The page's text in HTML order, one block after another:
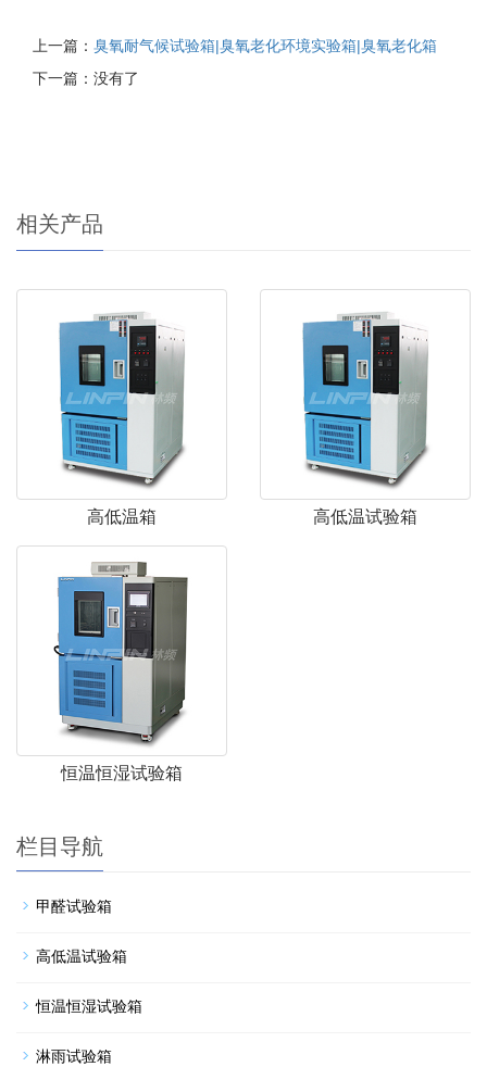
上一篇： 臭氧耐气候试验箱|臭氧老化环境实验箱|臭氧老化箱
下一篇：没有了
相关产品
高低温箱 高低温试验箱
恒温恒湿试验箱
栏目导航
甲醛试验箱
高低温试验箱
恒温恒湿试验箱
淋雨试验箱